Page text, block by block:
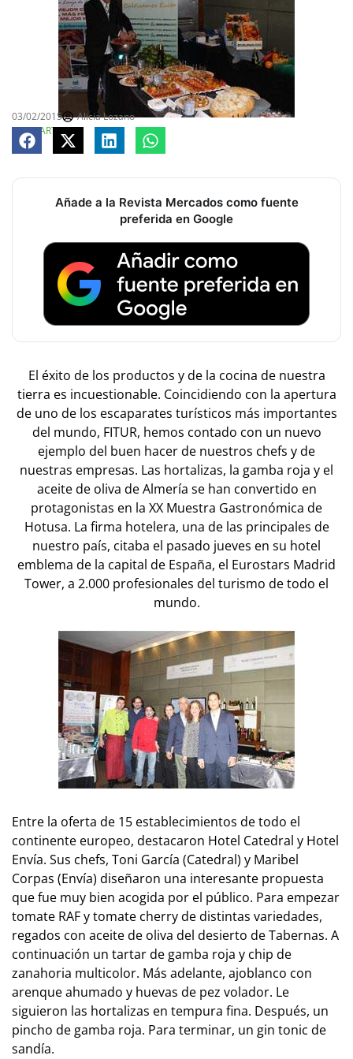
03/02/2015
Alicia Lozano
COMPARTE
Añade a la Revista Mercados como fuente
preferida en Google
El éxito de los productos y de la cocina de nuestra
tierra es incuestionable. Coincidiendo con la apertura
de uno de los escaparates turísticos más importantes
del mundo, FITUR, hemos contado con un nuevo
ejemplo del buen hacer de nuestros chefs y de
nuestras empresas. Las hortalizas, la gamba roja y el
aceite de oliva de Almería se han convertido en
protagonistas en la XX Muestra Gastronómica de
Hotusa. La firma hotelera, una de las principales de
nuestro país, citaba el pasado jueves en su hotel
emblema de la capital de España, el Eurostars Madrid
Tower, a 2.000 profesionales del turismo de todo el
mundo.
Entre la oferta de 15 establecimientos de todo el
continente europeo, destacaron Hotel Catedral y Hotel
Envía. Sus chefs, Toni García (Catedral) y Maribel
Corpas (Envía) diseñaron una interesante propuesta
que fue muy bien acogida por el público. Para empezar
tomate RAF y tomate cherry de distintas variedades,
regados con aceite de oliva del desierto de Tabernas. A
continuación un tartar de gamba roja y chip de
zanahoria multicolor. Más adelante, ajoblanco con
arenque ahumado y huevas de pez volador. Le
siguieron las hortalizas en tempura fina. Después, un
pincho de gamba roja. Para terminar, un gin tonic de
sandía.